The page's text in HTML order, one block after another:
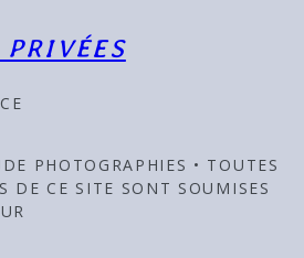
PHOTOGRAPHIES • TOUTES
DE CE SITE SONT SOUMISES